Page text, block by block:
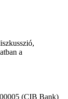
a
(CIB Bank)